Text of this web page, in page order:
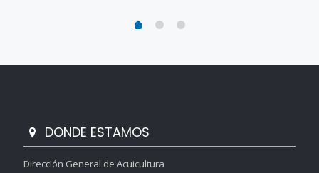
DONDE ESTAMOS
Dirección General de Acuicultura